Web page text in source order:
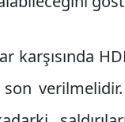
karşısında
verilmelidir.